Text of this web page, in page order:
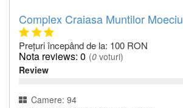
Complex Craiasa Muntilor Moeciu
Prețuri începând de la: 100 RON
0 (0 voturi)
Review
Camere: 94